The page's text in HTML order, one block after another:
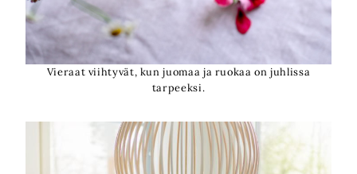
Vieraat viihtyvät, kun juomaa ja ruokaa on juhlissa
tarpeeksi.